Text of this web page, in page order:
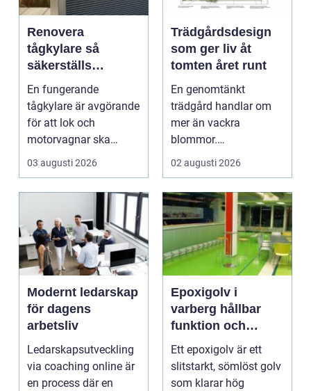
Renovera
tågkylare så
säkerställs
driftsäkra lok och
tågsystem
En fungerande
tågkylare är avgörande
för att lok och
motorvagnar ska
kunna leverera pålitlig
drift d...
03 augusti 2026
Trädgårdsdesign
som ger liv åt
tomten året runt
En genomtänkt
trädgård handlar om
mer än vackra
blommor.
trädgårdsdesign
förenar funktion, form
och ...
02 augusti 2026
Modernt ledarskap
för dagens
arbetsliv
Ledarskapsutveckling
via coaching online är
en process där en
Epoxigolv i
varberg hållbar
funktion och
snygg design i
samma lösning
Ett epoxigolv är ett
slitstarkt, sömlöst golv
som klarar hög